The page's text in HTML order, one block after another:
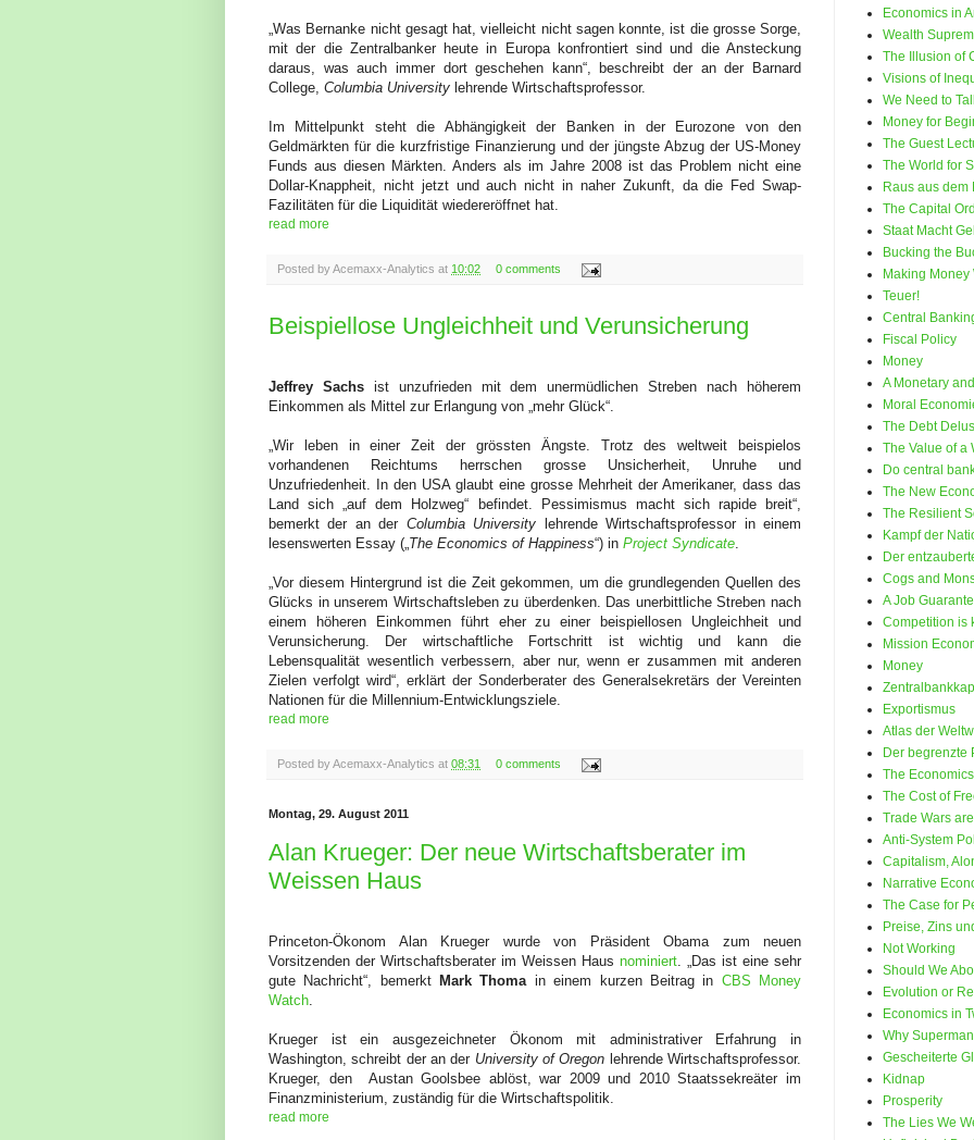
„Was Bernanke nicht gesagt hat, vielleicht nicht sagen konnte, ist die grosse Sorge,
mit der die Zentralbanker heute in Europa konfrontiert sind und die Ansteckung
daraus, was auch immer dort geschehen kann“, beschreibt der an der Barnard
College, Columbia University lehrende Wirtschaftsprofessor.
Im Mittelpunkt steht die Abhängigkeit der Banken in der Eurozone von den
Geldmärkten für die kurzfristige Finanzierung und der jüngste Abzug der US-Money
Funds aus diesen Märkten. Anders als im Jahre 2008 ist das Problem nicht eine
Dollar-Knappheit, nicht jetzt und auch nicht in naher Zukunft, da die Fed Swap-
Fazilitäten für die Liquidität wiedereröffnet hat.
read more
Posted byAcemaxx-Analytics at 10:02 0 comments
Beispiellose Ungleichheit und Verunsicherung
Jeffrey Sachsist unzufrieden mit dem unermüdlichen Streben nach höherem
Einkommen als Mittel zur Erlangung von „mehr Glück“.
„Wir leben in einer Zeit der grössten Ängste. Trotz des weltweit beispielos
vorhandenen Reichtums herrschen grosse Unsicherheit, Unruhe und
Unzufriedenheit. In den USA glaubt eine grosse Mehrheit der Amerikaner, dass das
Land sich „auf dem Holzweg“ befindet. Pessimismus macht sich rapide breit“,
bemerkt der an der Columbia University lehrende Wirtschaftsprofessor in einem
lesenswerten Essay („The Economics of Happiness“) in Project Syndicate.
„Vor diesem Hintergrund ist die Zeit gekommen, um die grundlegenden Quellen des
Glücks in unserem Wirtschaftsleben zu überdenken. Das unerbittliche Streben nach
einem höheren Einkommen führt eher zu einer beispiellosen Ungleichheit und
Verunsicherung. Der wirtschaftliche Fortschritt ist wichtig und kann die
Lebensqualität wesentlich verbessern, aber nur, wenn er zusammen mit anderen
Zielen verfolgt wird“, erklärt der Sonderberater des Generalsekretärs der Vereinten
Nationen für die Millennium-Entwicklungsziele.
read more
Posted byAcemaxx-Analytics at 08:31 0 comments
Montag, 29. August 2011
Alan Krueger: Der neue Wirtschaftsberater im
Weissen Haus
Princeton-Ökonom Alan Krueger wurde von Präsident Obama zum neuen
Vorsitzenden der Wirtschaftsberater im Weissen Haus nominiert . „Das ist eine sehr
gute Nachricht“, bemerkt Mark Thoma in einem kurzen Beitrag in CBS Money
Watch
Krueger ist ein ausgezeichneter Ökonom mit administrativer Erfahrung in
Washington, schreibt der an der University of Oregon lehrende Wirtschaftsprofessor.
Krueger, den
Austan Goolsbee ablöst, war 2009 und 2010 Staatssekreäter im
Finanzministerium, zuständig für die Wirtschaftspolitik.
read more
Economics in
Wealth
The Illusion of
Visions of
We Need to
Money for
The Guest
The World for
Raus aus dem
The Capital
Staat Macht
Bucking the
Making Money
Teuer!
Central
Fiscal Policy
Money
A Monetary
Moral
The Debt
The Value of a
Do central
The New
The Resilient
Kampf der
Der
Cogs and
A Job
Competition is
Mission
Money
Exportismus
Atlas der
Der begrenzte
The
The Cost of
Trade Wars
Anti-System
Capitalism,
Narrative
The Case for
Preise, Zins
Not Working
Should We
Evolution or
Economics in
Why
Gescheiterte
Kidnap
Prosperity
The Lies We